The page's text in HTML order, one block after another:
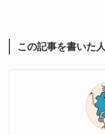
この記事を書いた人